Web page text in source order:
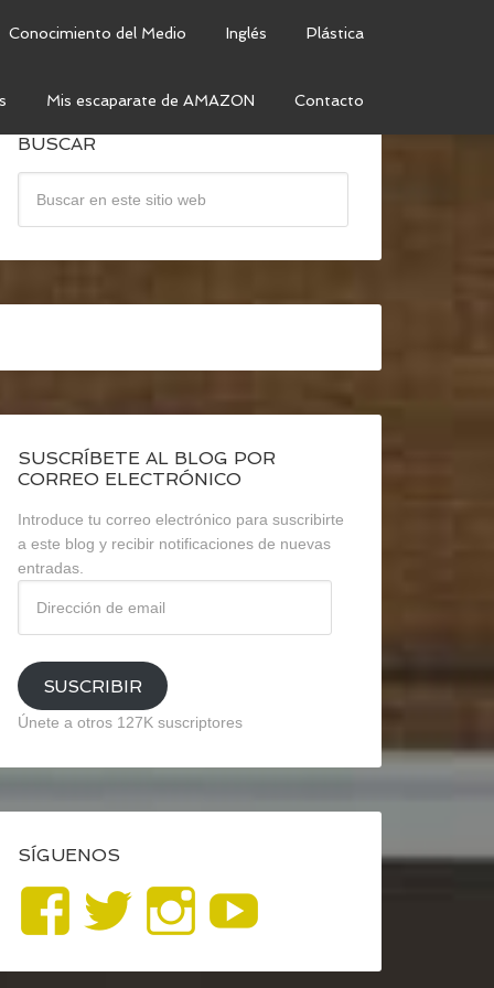
Conocimiento del Medio Inglés Plástica
Mis escaparate de AMAZON Contacto
BUSCAR
SUSCRÍBETE AL BLOG POR
CORREO ELECTRÓNICO
Introduce tu correo electrónico para suscribirte
a este blog y recibir notificaciones de nuevas
entradas.
email
SUSCRIBIR
Únete a otros 127K suscriptores
SÍGUENOS
Ver
perfil
Ver
perfil
Ver
perfil